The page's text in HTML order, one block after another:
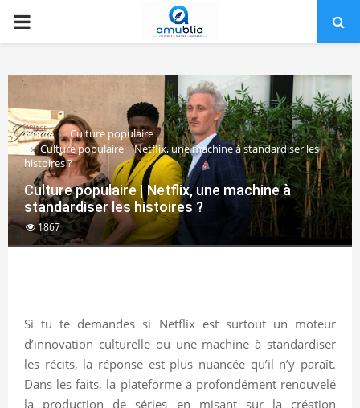
PRIMARY
Home
Culture populaire
Culture populaire | Netflix, une machine à standardiser les
histoires ?
Culture populaire | Netflix, une machine à
standardiser les histoires ?
1867
Si tu te demandes si Netflix est surtout un moteur
d’innovation culturelle ou une machine à standardiser
les récits, la réponse est plus nuancée qu’il n’y paraît.
Dans les faits, la plateforme a profondément renouvelé
la production de séries en misant sur la création